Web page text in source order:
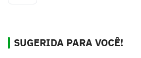
SUGERIDA PARA VOCÊ!